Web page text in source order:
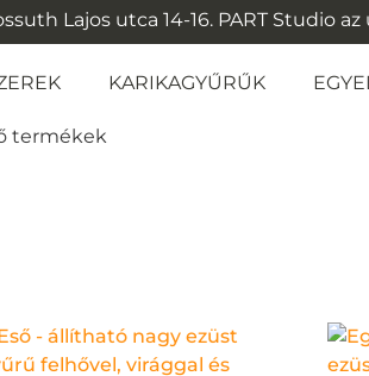
Lajos utca 14-16. PART Studio az
KARIKAGYŰRŰK
termékek